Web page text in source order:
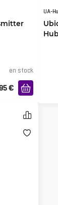
en stock
€
UA-